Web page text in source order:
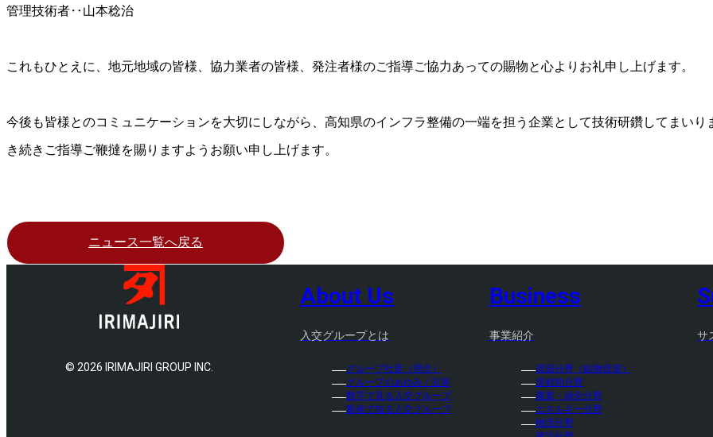
管理技術者‥山本稔治
これもひとえに、地元地域の皆様、協力業者の皆様、発注者様のご指導ご協力あっての賜物と心よりお礼申し上げます。
今後も皆様とのコミュニケーションを大切にしながら、高知県のインフラ整備の一端を担う企業として技術研鑽してまいり
き続きご指導ご鞭撻を賜りますようお願い申し上げます。
ニュース一覧へ戻る
© 2026 IRIMAJIRI GROUP INC.
About Us
入交グループとは
グループ社是（理念）
グループのあゆみ / 沿革
数字で見る入交グループ
動画で知る入交グループ
Business
事業紹介
資源分野（鉱物資源）
資材卸分野
農業・緑化分野
エネルギー分野
物流分野
サ